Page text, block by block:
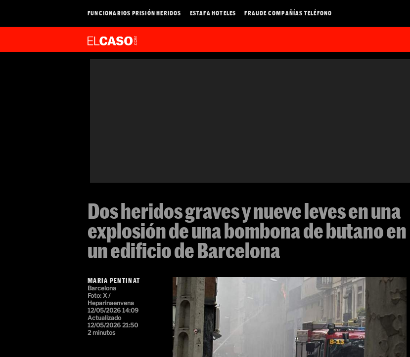
FUNCIONARIOS PRISIÓN HERIDOS ESTAFA HOTELES FRAUDE COMPAÑÍAS TELÉFONO
Dos heridos graves y nueve leves en una
explosión de una bombona de butano en
un edificio de Barcelona
MARIA PENTINAT
Barcelona
Foto: X /
Heparinaenvena
12/05/2026 14:09
Actualizado
12/05/2026 21:50
2 minutos